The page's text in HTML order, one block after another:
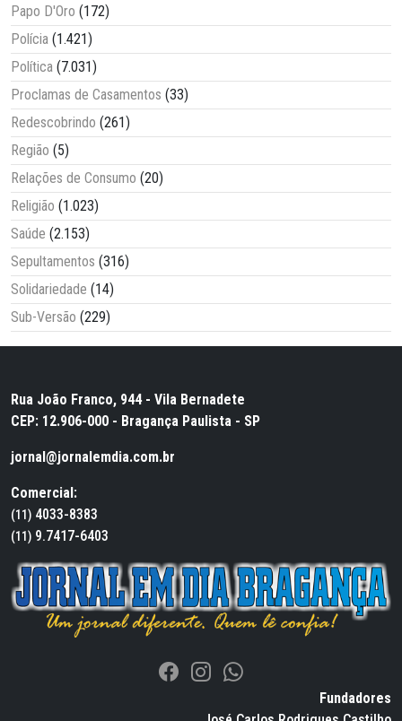
Papo D'Oro (172)
Polícia (1.421)
Política (7.031)
Proclamas de Casamentos (33)
Redescobrindo (261)
Região (5)
Relações de Consumo (20)
Religião (1.023)
Saúde (2.153)
Sepultamentos (316)
Solidariedade (14)
Sub-Versão (229)
Rua João Franco, 944 - Vila Bernadete
CEP: 12.906-000 - Bragança Paulista - SP
jornal@jornalemdia.com.br
Comercial:
(11) 4033-8383
(11) 9.7417-6403
Fundadores